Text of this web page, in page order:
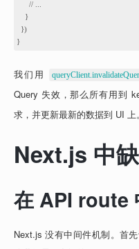
// ...
}
  })
}
我们用
Query 失效，那么所有用到
求，并更新最新的数据到 UI 上。
Next.js 中
在 API route
Next.js 没有中间件机制。首